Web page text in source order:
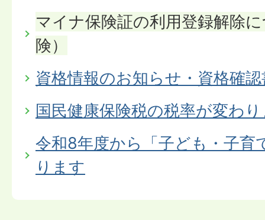
マイナ保険証の利用登録解除
険）
資格情報のお知らせ・資格確
国民健康保険税の税率が変わ
令和8年度から「子ども・子育
ります